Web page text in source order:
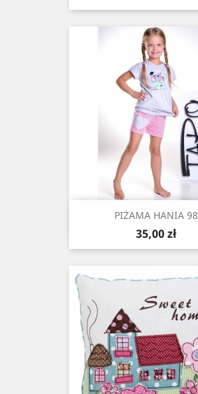
PIŻAMA HANIA 98
Cena
35,00 zł